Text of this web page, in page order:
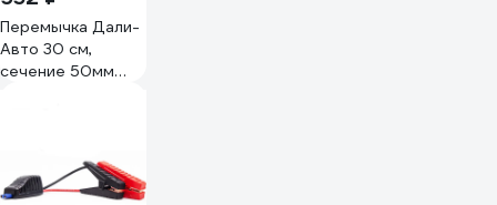
Перемычка Дали-
Авто 30 см,
сечение 50мм